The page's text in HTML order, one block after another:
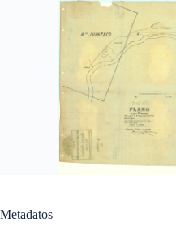
Metadatos